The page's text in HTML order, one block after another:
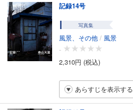
記録14号
写真集
風景、その他 / 風景
-
2,310円 (税込)
あらすじを表示する